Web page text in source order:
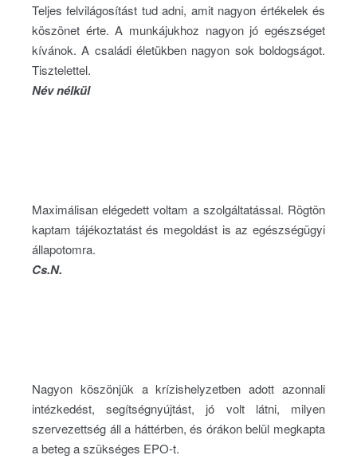
Teljes felvilágosítást tud adni, amit nagyon értékelek és
köszönet érte. A munkájukhoz nagyon jó egészséget
kívánok. A családi életükben nagyon sok boldogságot.
Tisztelettel.
Név nélkül
Maximálisan elégedett voltam a szolgáltatással. Rögtön
kaptam tájékoztatást és megoldást is az egészségügyi
állapotomra.
Cs.N.
Nagyon köszönjük a krízishelyzetben adott azonnali
intézkedést, segítségnyújtást, jó volt látni, milyen
szervezettség áll a háttérben, és órákon belül megkapta
a beteg a szükséges EPO-t.